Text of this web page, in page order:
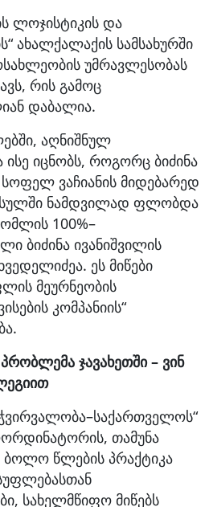
ლოჯისტიკის და
ახალქალაქის სამსახურში
უმრავლესობას
რის გამოც
დაბალია.
აღნიშნულ
იცნობს, როგორც ბიძინა
სოფელ ვაჩიანის მიდებარედ
ნამდვილად ფლობდა
100%–
ბიძინა ივანიშვილის
ეს მიწები
მეურნეობის
კომპანიის“
ჯავახეთში – ვინ
თამუნა
ბოლო წლების პრაქტიკა
სახელმწიფო მიწებს